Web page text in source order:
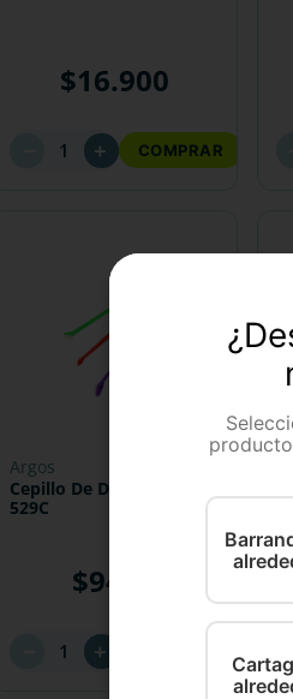
$16.900
＋ COMPRAR
argos
Cepillo De Dientes R
529C
$9400
＋